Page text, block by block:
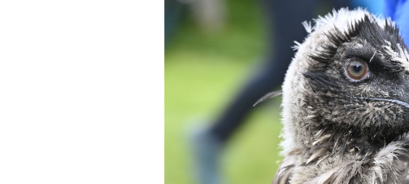
bestellen
Life-Natur-Projekte
Auffangstation
International